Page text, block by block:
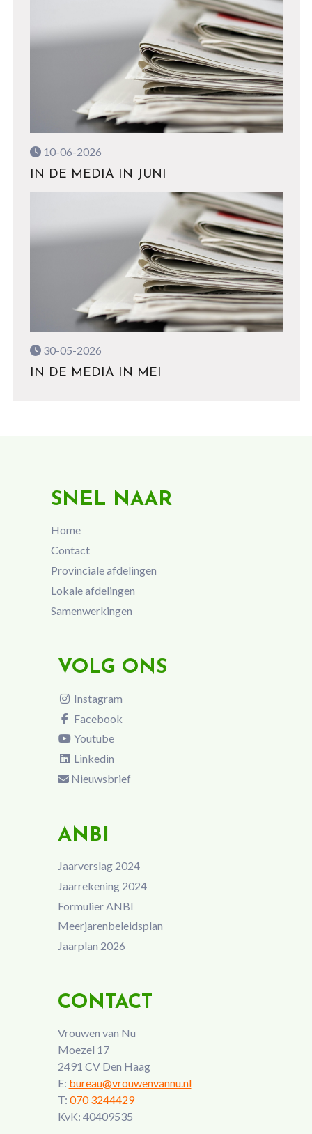
10-06-2026
IN DE MEDIA IN JUNI
30-05-2026
IN DE MEDIA IN MEI
SNEL NAAR
Home
Contact
Provinciale afdelingen
Lokale afdelingen
Samenwerkingen
VOLG ONS
Instagram
Facebook
Youtube
Linkedin
Nieuwsbrief
ANBI
Jaarverslag 2024
Jaarrekening 2024
Formulier ANBI
Meerjarenbeleidsplan
Jaarplan 2026
CONTACT
Vrouwen van Nu
Moezel 17
2491 CV Den Haag
E: bureau@vrouwenvannu.nl
T: 070 3244429
KvK: 40409535